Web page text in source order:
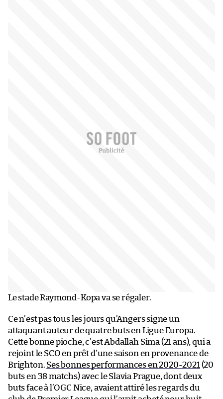
Le stade Raymond-Kopa va se régaler.
Ce n’est pas tous les jours qu’Angers signe un
attaquant auteur de quatre buts en Ligue Europa.
Cette bonne pioche, c’est Abdallah Sima (21 ans), qui a
rejoint le SCO en prêt d’une saison en provenance de
Brighton. Ses bonnes performances en 2020-2021 (20
buts en 38 matchs) avec le Slavia Prague, dont deux
buts face à l’OGC Nice, avaient attiré les regards du